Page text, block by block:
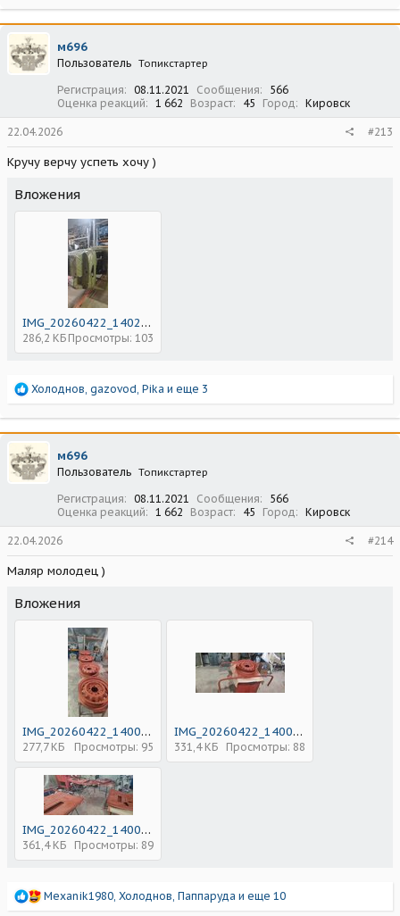
а
к
ц
и
и
м696
Пользователь Топикстартер
Регистрация 08.11.2021 Сообщения
566
Оценка реакций
1 662 Возраст 45 Город Кировск
22.04.2026 #213
Кручу верчу успеть хочу )
Вложения
IMG_20260422_140221.jpg
286,2 КБ Просмотры: 103
Р
а
к
ц
и
и
Холоднов, gazovod, Pika и еще 3
м696
Пользователь Топикстартер
Регистрация 08.11.2021 Сообщения
566
Оценка реакций
1 662 Возраст 45 Город Кировск
22.04.2026 #214
Маляр молодец )
Вложения
IMG_20260422_140025.jpg
277,7 КБ Просмотры: 95
IMG_20260422_140030.jpg
331,4 КБ Просмотры: 88
IMG_20260422_140058.jpg
361,4 КБ Просмотры: 89
Р
Mexanik1980, Холоднов, Паппаруда и еще 10